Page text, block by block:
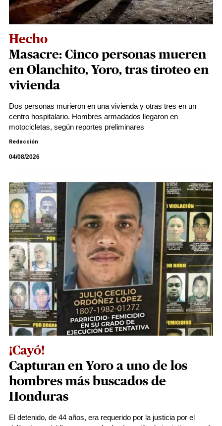
Hecho
Masacre: Cinco personas mueren
en Olanchito, Yoro, tras tiroteo en
vivienda
Dos personas murieron en una vivienda y otras tres en un
centro hospitalario. Hombres armadados llegaron en
motocicletas, según reportes preliminares
Redacción
04/08/2026
¡Cayó!
Capturan en Yoro a uno de los
hombres más buscados de
Honduras
El detenido, de 44 años, era requerido por la justicia por el